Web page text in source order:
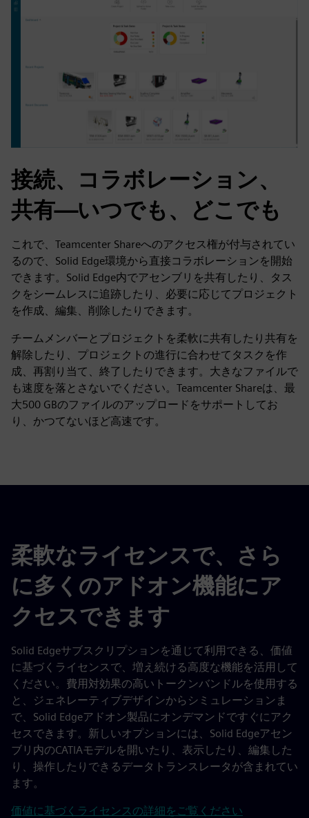
接続、コラボレーション、
共有—いつでも、どこでも
これで、Teamcenter Shareへのアクセス権が付与されてい
るので、Solid Edge環境から直接コラボレーションを開始
できます。Solid Edge内でアセンブリを共有したり、タス
クをシームレスに追跡したり、必要に応じてプロジェクト
を作成、編集、削除したりできます。
チームメンバーとプロジェクトを柔軟に共有したり共有を
解除したり、プロジェクトの進行に合わせてタスクを作
成、再割り当て、終了したりできます。大きなファイルで
も速度を落とさないでください。Teamcenter Shareは、最
大500 GBのファイルのアップロードをサポートしてお
り、かつてないほど高速です。
柔軟なライセンスで、さら
に多くのアドオン機能にア
クセスできます
Solid Edgeサブスクリプションを通じて利用できる、価値
に基づくライセンスで、増え続ける高度な機能を活用して
ください。費用対効果の高いトークンバンドルを使用する
と、ジェネレーティブデザインからシミュレーションま
で、Solid Edgeアドオン製品にオンデマンドですぐにアク
セスできます。新しいオプションには、Solid Edgeアセン
ブリ内のCATIAモデルを開いたり、表示したり、編集した
り、操作したりできるデータトランスレータが含まれてい
ます。
価値に基づくライセンスの詳細をご覧ください